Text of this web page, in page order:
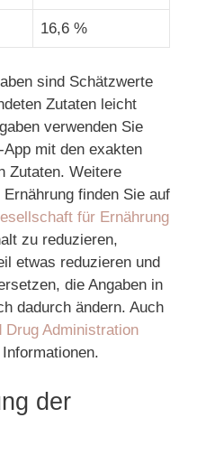
16,6 %
sind Schätzwerte
Zutaten leicht
verwenden Sie
mit den exakten
Zutaten. Weitere
finden Sie auf
für Ernährung
zu reduzieren,
etwas reduzieren und
die Angaben in
dadurch ändern. Auch
Drug Administration
der